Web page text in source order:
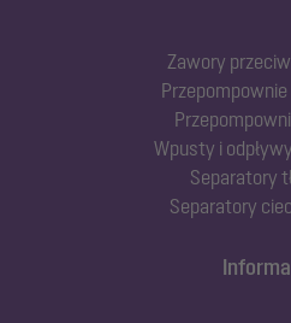
Zawory
Wpusty i
Separatory
Separatory